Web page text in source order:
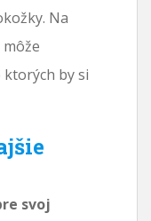
Na
by si
svoj